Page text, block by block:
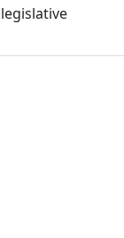
legislative